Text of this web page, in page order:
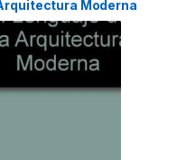
Moderna